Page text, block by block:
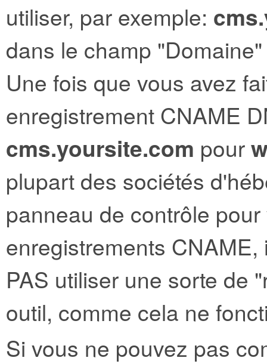
utiliser, par exemple:
dans le champ
Une fois que vous avez
enregistrement CNAME
cms.yoursite.com pour
plupart des sociétés
panneau de contrôle
enregistrements
PAS utiliser une sorte de
outil, comme cela ne
Si vous ne pouvez pas